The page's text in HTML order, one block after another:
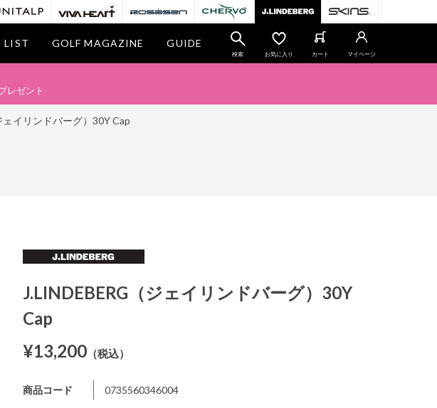
LIST GOLF MAGAZINE GUIDE
検索 お気に入り カート マイページ
レゼント
ェイリンドバーグ）30Y Cap
J.LINDEBERG（ジェイリンドバーグ）30Y
Cap
¥13,200 （税込）
商品コード 0735560346004